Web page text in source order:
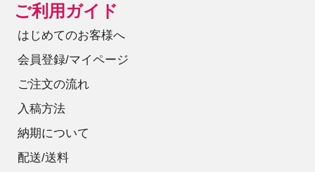
ご利用ガイド
はじめてのお客様へ
会員登録/マイページ
ご注文の流れ
入稿方法
納期について
配送/送料